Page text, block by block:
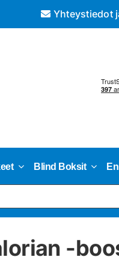
Yhteystiedot
Blind Boksit
-